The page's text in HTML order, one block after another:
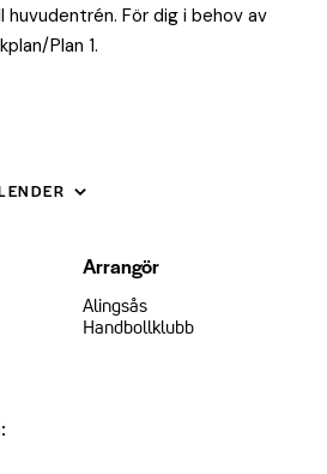
För dig i behov av
Plan 1.
Arrangör
Alingsås
Handbollklubb